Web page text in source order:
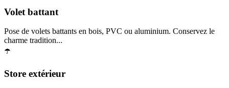
Volet battant
Pose de volets battants en bois, PVC ou aluminium. Conservez le
charme tradition...
☂️
Store extérieur